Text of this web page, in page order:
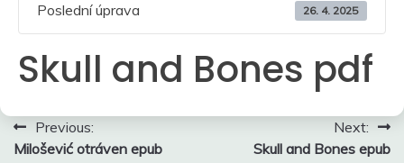
Poslední úprava 26. 4. 2025
Skull and Bones pdf
Navigace
Previous:
Milošević otráven epub
Next:
Skull and Bones epub